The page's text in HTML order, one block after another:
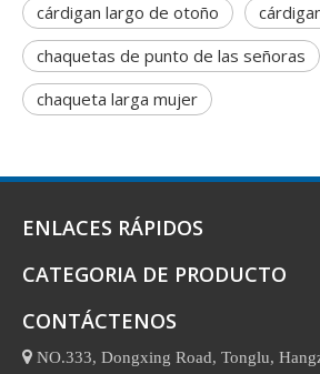
cárdigan largo de otoño
chaquetas de punto de las señoras
chaqueta larga mujer
ENLACES RÁPIDOS
CATEGORIA DE PRODUCTO
CONTÁCTENOS
 NO.333, Dongxing Road, Tonglu,